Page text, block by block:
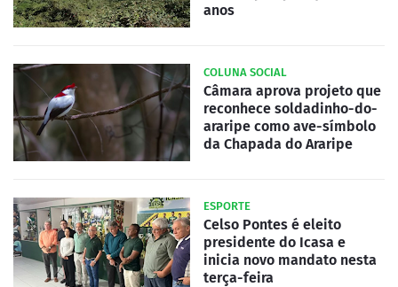
anos
COLUNA SOCIAL
Câmara aprova projeto que
reconhece soldadinho-do-
araripe como ave-símbolo
da Chapada do Araripe
ESPORTE
Celso Pontes é eleito
presidente do Icasa e
inicia novo mandato nesta
terça-feira